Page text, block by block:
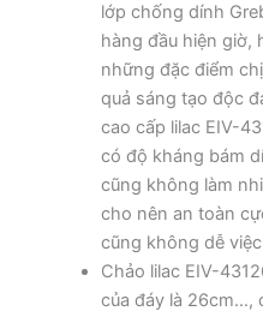
lớp chống dính
hàng đầu hiện giờ,
những đặc điểm
quả sáng tạo độc
cao cấp lilac EIV-
có độ kháng bám
cũng không làm
cho nên an toàn
cũng không dễ
Chảo lilac EIV-
của đáy là 26cm…,